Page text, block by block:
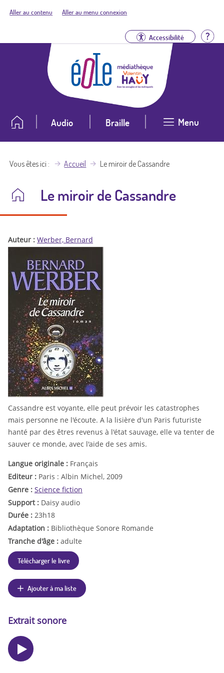
Aller au contenu Aller au menu connexion
Accessibilité
Audio Braille Menu
Vous êtes ici Accueil Le miroir de Cassandre
Le miroir de Cassandre
Auteur : Werber, Bernard
Cassandre est voyante, elle peut prévoir les catastrophes
mais personne ne l'écoute. A la lisière d'un Paris futuriste
hanté par des êtres revenus à l'état sauvage, elle va tenter de
sauver ce monde, avec l'aide de ses amis.
Langue originale : Français
Editeur : Paris : Albin Michel, 2009
Genre : Science fiction
Support : Daisy audio
Durée : 23h18
Adaptation : Bibliothèque Sonore Romande
Tranche d'âge : adulte
Télécharger le livre
Ajouter à ma liste
Extrait sonore